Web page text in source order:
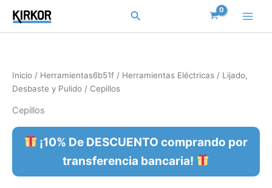
contenido
Buscar
Inicio / Herramientas6b51f / Herramientas Eléctricas / Lijado,
Desbaste y Pulido / Cepillos
Cepillos
¡10% De DESCUENTO comprando por
transferencia bancaria!